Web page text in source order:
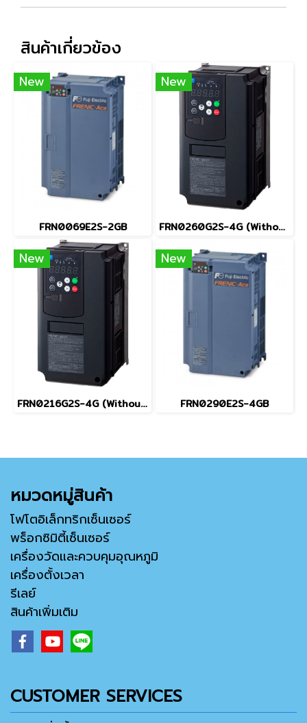
สินค้าเกี่ยวข้อง
New
FRN0069E2S-2GB
New
FRN0260G2S-4G (Without Keypad)
New
FRN0216G2S-4G (Without Keypad)
New
FRN0290E2S-4GB
หมวดหมู่สินค้า
โฟโตอิเล็กทริกเซ็นเซอร์
พร็อกซิมิตี้เซ็นเซอร์
เครื่องวัดและควบคุมอุณหภูมิ
เครื่องตั้งเวลา
รีเลย์
สินค้าเพิ่มเติม
CUSTOMER SERVICES